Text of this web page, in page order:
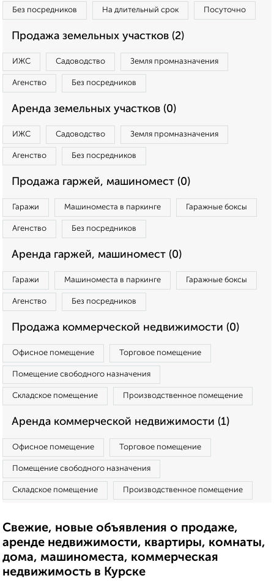
Без посредников На длительный срок Посуточно
Продажа земельных участков (2)
ИЖС Садоводство Земля промназначения
Агенство Без посредников
Аренда земельных участков (0)
ИЖС Садоводство Земля промназначения
Агенство Без посредников
Продажа гаржей, машиномест (0)
Гаражи Машиноместа в паркинге Гаражные боксы
Агенство Без посредников
Аренда гаржей, машиномест (0)
Гаражи Машиноместа в паркинге Гаражные боксы
Агенство Без посредников
Продажа коммерческой недвижимости (0)
Офисное помещение Торговое помещение
Помещение свободного назначения
Складское помещение Производственное помещение
Аренда коммерческой недвижимости (1)
Офисное помещение Торговое помещение
Помещение свободного назначения
Складское помещение Производственное помещение
Свежие, новые объявления о продаже,
аренде недвижимости, квартиры, комнаты,
дома, машиноместа, коммерческая
недвижимость в Курске